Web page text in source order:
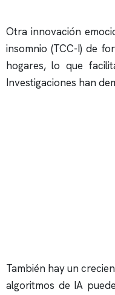
Otra innovación
insomnio (TCC-I) de
hogares, lo que
Investigaciones han
También hay un
algoritmos de IA